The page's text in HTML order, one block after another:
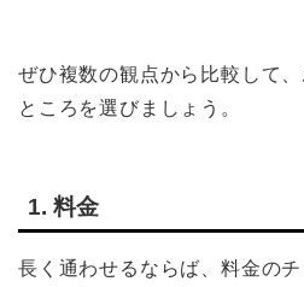
ぜひ複数の観点から比較して
ところを選びましょう。
1. 料金
長く通わせるならば、料金のチ